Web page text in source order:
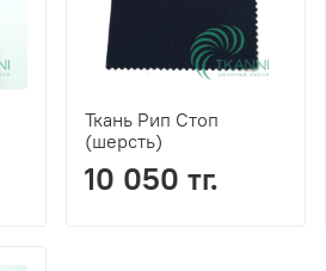
Ткань Рип Стоп
(шерсть)
10 050 тг.